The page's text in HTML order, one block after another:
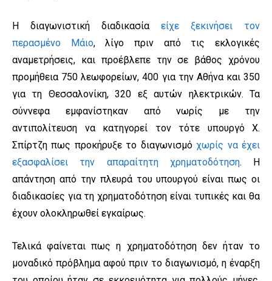
Η διαγωνιστική διαδικασία είχε ξεκινήσει τον
περασμένο Μάιο, λίγο πριν από τις εκλογικές
αναμετρήσεις, και προέβλεπε την σε βάθος χρόνου
προμήθεια 750 λεωφορείων, 400 για την Αθήνα και 350
για τη Θεσσαλονίκη, 320 εξ αυτών ηλεκτρικών. Τα
σύννεφα εμφανίστηκαν από νωρίς με την
αντιπολίτευση να κατηγορεί τον τότε υπουργό Χ.
Σπίρτζη πως προκήρυξε το διαγωνισμόχωρίς να έχει
εξασφαλίσει την απαραίτητη χρηματοδότηση. Η
απάντηση από την πλευρά του υπουργού είναι πως οι
διαδικασίες για τη χρηματοδότηση είναι τυπικές και θα
έχουν ολοκληρωθεί εγκαίρως.
Τελικά φαίνεται πως η χρηματοδότηση δεν ήταν το
μοναδικό πρόβλημα αφού πριν το διαγωνισμό, η έναρξη